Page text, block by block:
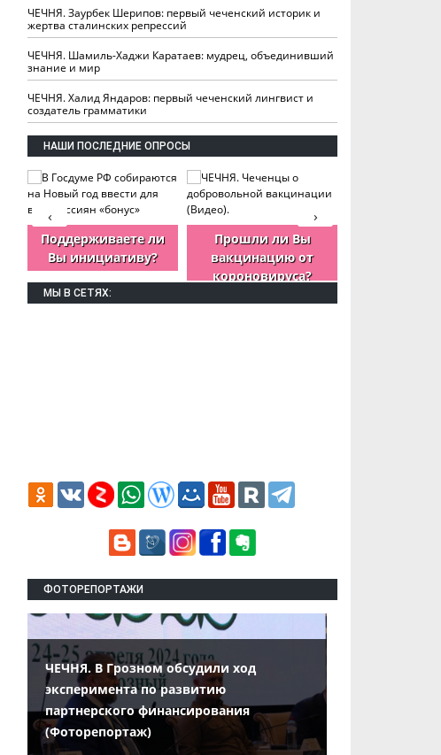
ЧЕЧНЯ. Заурбек Шерипов: первый чеченский историк и
жертва сталинских репрессий
ЧЕЧНЯ. Шамиль-Хаджи Каратаев: мудрец, объединивший
знание и мир
ЧЕЧНЯ. Халид Яндаров: первый чеченский лингвист и
создатель грамматики
НАШИ ПОСЛЕДНИЕ ОПРОСЫ
Поддерживаете ли
Вы инициативу?
Прошли ли Вы
вакцинацию от
короновируса?
›
‹
МЫ В СЕТЯХ:
ФОТОРЕПОРТАЖИ
ЧЕЧНЯ. В Грозном обсудили ход
эксперимента по развитию
партнерского финансирования
(Фоторепортаж)